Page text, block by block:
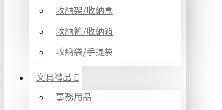
收納架/收納盒
收納籃/收納箱
收納袋/手提袋
文具禮品
事務用品